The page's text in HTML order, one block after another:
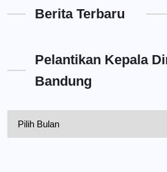
Berita Terbaru
Pelantikan Kepala
Bandung